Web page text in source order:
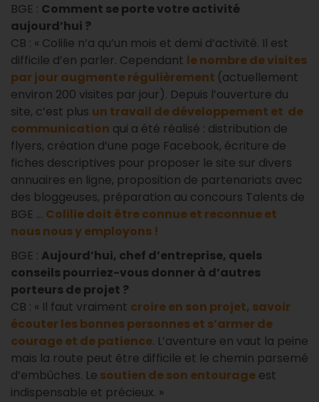
BGE : Comment se porte votre activité
aujourd’hui ?
CB : « Colilie n’a qu’un mois et demi d’activité. Il est
difficile d’en parler. Cependant le nombre de visites
par jour augmente régulièrement (actuellement
environ 200 visites par jour). Depuis l’ouverture du
site, c’est plus un travail de développement et de
communication qui a été réalisé : distribution de
flyers, création d’une page Facebook, écriture de
fiches descriptives pour proposer le site sur divers
annuaires en ligne, proposition de partenariats avec
des bloggeuses, préparation au concours Talents de
BGE … Colilie doit être connue et reconnue et
nous nous y employons !
BGE : Aujourd’hui, chef d’entreprise, quels
conseils pourriez-vous donner à d’autres
porteurs de projet ?
CB : « Il faut vraiment croire en son projet, savoir
écouter les bonnes personnes et s’armer de
courage et de patience. L’aventure en vaut la peine
mais la route peut être difficile et le chemin parsemé
d’embûches. Le soutien de son entourage est
indispensable et précieux. »